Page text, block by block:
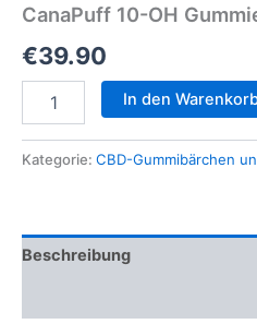
CanaPuff 10-OH
€39.90
Gummies
In den
Kategorie: CBD-Gummibärchen
Beschreibung